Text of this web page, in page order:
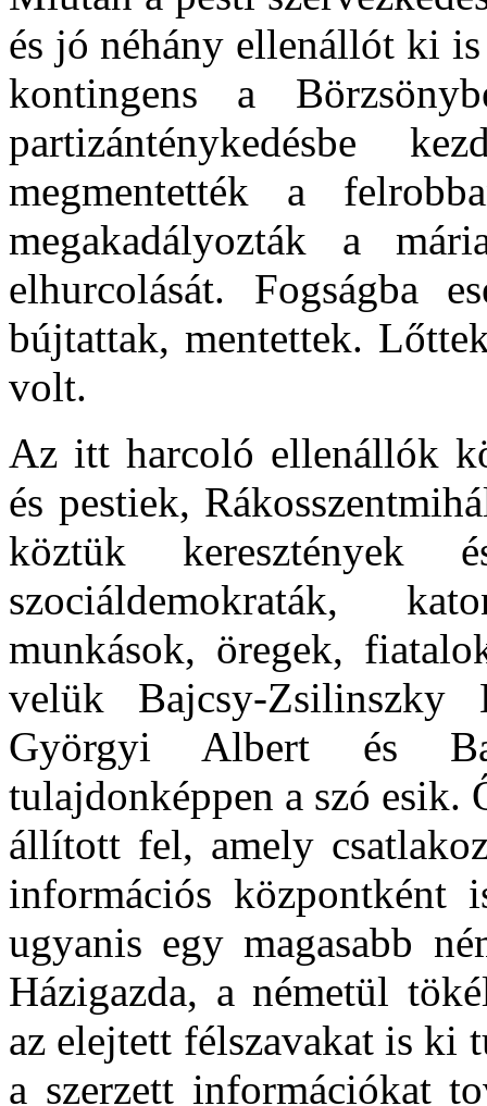
és jó néhány ellenállót ki
kontingens a
partizánténykedésbe
megmentették a
megakadályozták a
elhurcolását. Fogságba
bújtattak, mentettek.
volt.
Az itt harcoló ellenállók
és pestiek,
köztük keresztények
szociáldemokraták,
munkások, öregek,
velük Bajcsy-
Györgyi Albert és
tulajdonképpen a szó esik.
állított fel, amely
információs központként
ugyanis egy magasabb
Házigazda, a németül
az elejtett félszavakat is ki
a szerzett információkat